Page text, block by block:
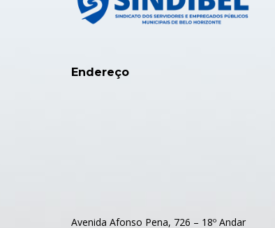
Endereço
Avenida Afonso Pena, 726 – 18º Andar